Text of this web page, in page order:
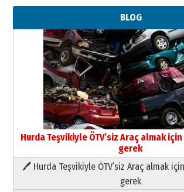
BLOG
Hurda Teşvikiyle ÖTV’siz Araç almak
gerek
🖊 Hurda Teşvikiyle ÖTV’siz Araç almak
gerek